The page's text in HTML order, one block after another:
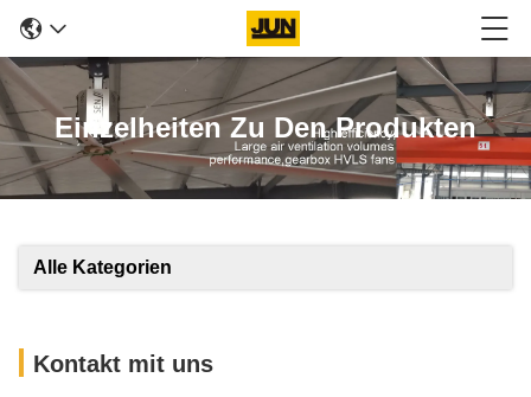
Einzelheiten Zu Den Produkten
Alle Kategorien
Kontakt mit uns